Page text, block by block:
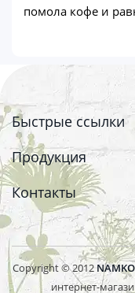
помола кофе и
Быстрые ссылки
Продукция
Контакты
Copyright © 2012 NAMKO
интернет-